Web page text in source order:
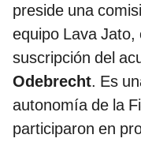
preside una
equipo Lava
suscripción del
Odebrecht. Es
autonomía de la
participaron en